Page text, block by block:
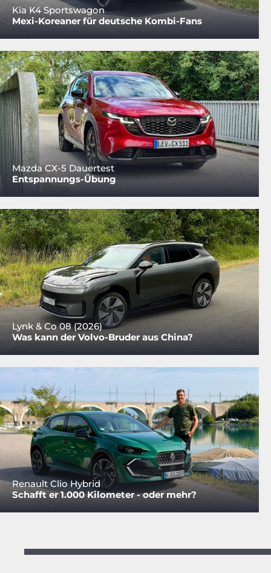
Kia K4 Sportswagon
Mexi-Koreaner für deutsche Kombi-Fans
Mazda CX-5 Dauertest
Entspannungs-Übung
Lynk & Co 08 (2026)
Was kann der Volvo-Bruder aus China?
Renault Clio Hybrid
Schafft er 1.000 Kilometer - oder mehr?